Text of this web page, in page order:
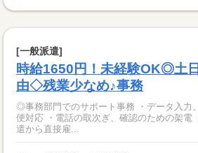
[一般派遣]
時給1650円！未経験OK◎土
由◇残業少なめ♪事務
◎事務部門でのサポート事務 ・データ入力、エクセルでの集計 ・郵
便対応 ・電話の取次ぎ、確認のための架電
遣から直接雇...